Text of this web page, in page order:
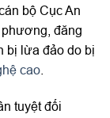
bộ Cục An
phương, đăng
bị lừa đảo do bị
cao
tuyệt đối